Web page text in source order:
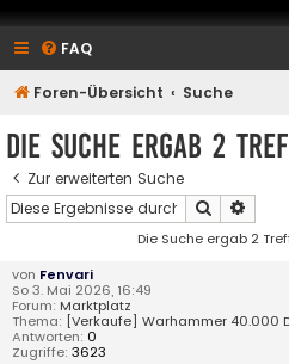
FAQ
Foren-Übersicht Suche
Die Suche ergab 2
Zur erweiterten Suche
Suche
Die Suche ergab 2
von Fenvari
So 3. Mai 2026, 16:49
Forum: Marktplatz
Thema: [Verkaufe] Warhammer 40.000
Antworten: 0
Zugriffe: 3623